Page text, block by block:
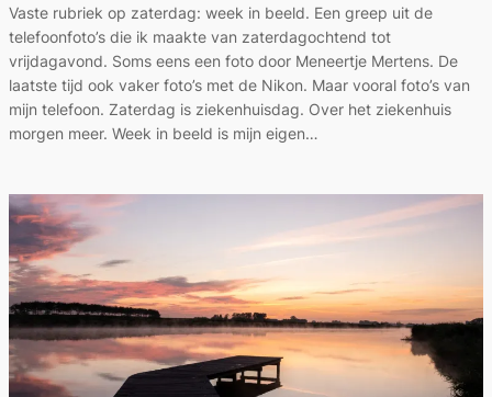
Vaste rubriek op zaterdag: week in beeld. Een greep uit de
telefoonfoto’s die ik maakte van zaterdagochtend tot
vrijdagavond. Soms eens een foto door Meneertje Mertens. De
laatste tijd ook vaker foto’s met de Nikon. Maar vooral foto’s van
mijn telefoon. Zaterdag is ziekenhuisdag. Over het ziekenhuis
morgen meer. Week in beeld is mijn eigen…